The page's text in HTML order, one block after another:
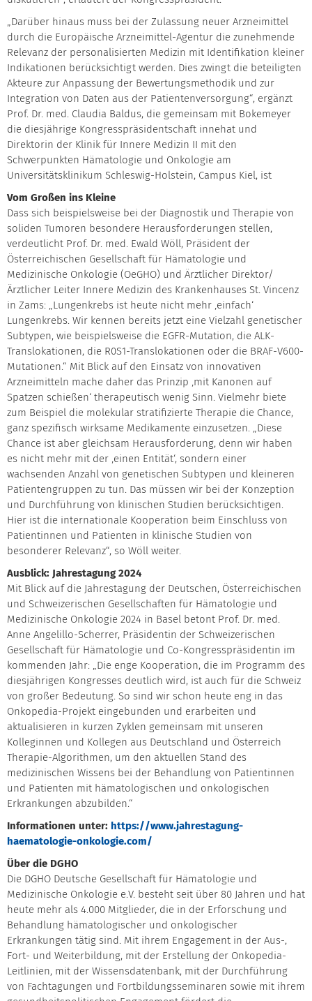
„Darüber hinaus muss bei der Zulassung neuer Arzneimittel
durch die Europäische Arzneimittel-Agentur die zunehmende
Relevanz der personalisierten Medizin mit Identifikation kleiner
Indikationen berücksichtigt werden. Dies zwingt die beteiligten
Akteure zur Anpassung der Bewertungsmethodik und zur
Integration von Daten aus der Patientenversorgung“, ergänzt
Prof. Dr. med. Claudia Baldus, die gemeinsam mit Bokemeyer
die diesjährige Kongresspräsidentschaft innehat und
Direktorin der Klinik für Innere Medizin II mit den
Schwerpunkten Hämatologie und Onkologie am
Universitätsklinikum Schleswig-Holstein, Campus Kiel, ist
Vom Großen ins Kleine
Dass sich beispielsweise bei der Diagnostik und Therapie von
soliden Tumoren besondere Herausforderungen stellen,
verdeutlicht Prof. Dr. med. Ewald Wöll, Präsident der
Österreichischen Gesellschaft für Hämatologie und
Medizinische Onkologie (OeGHO) und Ärztlicher Direktor/
Ärztlicher Leiter Innere Medizin des Krankenhauses St. Vincenz
in Zams: „Lungenkrebs ist heute nicht mehr ‚einfach‘
Lungenkrebs. Wir kennen bereits jetzt eine Vielzahl genetischer
Subtypen, wie beispielsweise die EGFR-Mutation, die ALK-
Translokationen, die R0S1-Translokationen oder die BRAF-V600-
Mutationen.“ Mit Blick auf den Einsatz von innovativen
Arzneimitteln mache daher das Prinzip ‚mit Kanonen auf
Spatzen schießen‘ therapeutisch wenig Sinn. Vielmehr biete
zum Beispiel die molekular stratifizierte Therapie die Chance,
ganz spezifisch wirksame Medikamente einzusetzen. „Diese
Chance ist aber gleichsam Herausforderung, denn wir haben
es nicht mehr mit der ‚einen Entität‘, sondern einer
wachsenden Anzahl von genetischen Subtypen und kleineren
Patientengruppen zu tun. Das müssen wir bei der Konzeption
und Durchführung von klinischen Studien berücksichtigen.
Hier ist die internationale Kooperation beim Einschluss von
Patientinnen und Patienten in klinische Studien von
besonderer Relevanz“, so Wöll weiter.
Ausblick: Jahrestagung 2024
Mit Blick auf die Jahrestagung der Deutschen, Österreichischen
und Schweizerischen Gesellschaften für Hämatologie und
Medizinische Onkologie 2024 in Basel betont Prof. Dr. med.
Anne Angelillo-Scherrer, Präsidentin der Schweizerischen
Gesellschaft für Hämatologie und Co-Kongresspräsidentin im
kommenden Jahr: „Die enge Kooperation, die im Programm des
diesjährigen Kongresses deutlich wird, ist auch für die Schweiz
von großer Bedeutung. So sind wir schon heute eng in das
Onkopedia-Projekt eingebunden und erarbeiten und
aktualisieren in kurzen Zyklen gemeinsam mit unseren
Kolleginnen und Kollegen aus Deutschland und Österreich
Therapie-Algorithmen, um den aktuellen Stand des
medizinischen Wissens bei der Behandlung von Patientinnen
und Patienten mit hämatologischen und onkologischen
Erkrankungen abzubilden.“
Informationen unter: https://www.jahrestagung-
haematologie-onkologie.com/
Über die DGHO
Die DGHO Deutsche Gesellschaft für Hämatologie und
Medizinische Onkologie e.V. besteht seit über 80 Jahren und hat
heute mehr als 4.000 Mitglieder, die in der Erforschung und
Behandlung hämatologischer und onkologischer
Erkrankungen tätig sind. Mit ihrem Engagement in der Aus-,
Fort- und Weiterbildung, mit der Erstellung der Onkopedia-
Leitlinien, mit der Wissensdatenbank, mit der Durchführung
von Fachtagungen und Fortbildungsseminaren sowie mit ihrem